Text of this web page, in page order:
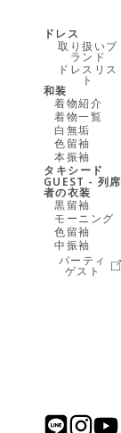
ドレス
取り扱いブ
ランド
ドレスリス
ト
和装
着物紹介
着物一覧
白無垢
色留袖
本振袖
タキシード
GUEST - 列席
者の衣装
黒留袖
モーニング
色留袖
中振袖
パーティ
ゲスト